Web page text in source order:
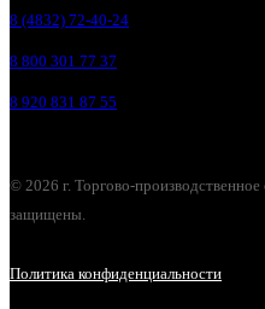
8 (4832) 72-40-24
8 800 301 77 37
8 920 831 87 55
© 2026 г. Торгово-
защищены.
Политика конфиденциальности